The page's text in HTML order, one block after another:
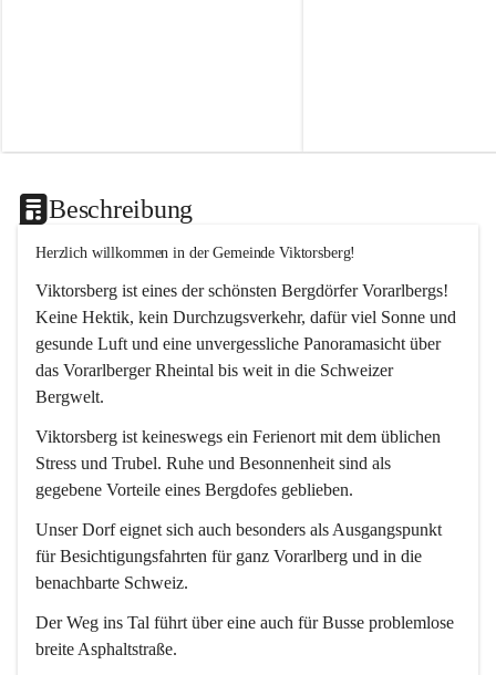
Beschreibung
Herzlich willkommen in der Gemeinde Viktorsberg!
Viktorsberg ist eines der schönsten Bergdörfer Vorarlbergs!
Keine Hektik, kein Durchzugsverkehr, dafür viel Sonne und
gesunde Luft und eine unvergessliche Panoramasicht über
das Vorarlberger Rheintal bis weit in die Schweizer
Bergwelt.
Viktorsberg ist keineswegs ein Ferienort mit dem üblichen
Stress und Trubel. Ruhe und Besonnenheit sind als
gegebene Vorteile eines Bergdofes geblieben.
Unser Dorf eignet sich auch besonders als Ausgangspunkt
für Besichtigungsfahrten für ganz Vorarlberg und in die
benachbarte Schweiz.
Der Weg ins Tal führt über eine auch für Busse problemlose
breite Asphaltstraße.